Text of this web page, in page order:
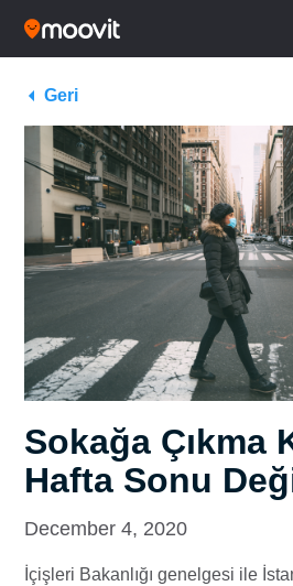
Geri
Sokağa Çıkma
Hafta Sonu
December 4, 2020
İçişleri Bakanlığı genelgesi ile